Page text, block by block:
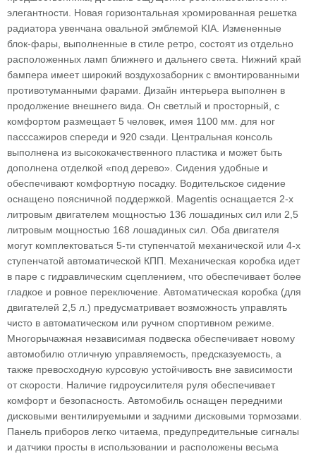
элегантности. Новая горизонтальная хромированная решетка
радиатора увенчана овальной эмблемой KIA. Измененные
блок-фары, выполненные в стиле ретро, состоят из отдельно
расположенных ламп ближнего и дальнего света. Нижний край
бампера имеет широкий воздухозаборник с вмонтированными
противотуманными фарами. Дизайн интерьера выполнен в
продолжение внешнего вида. Он светлый и просторный, с
комфортом размещает 5 человек, имея 1100 мм. для ног
пасссажиров спереди и 920 сзади. Центральная консоль
выполнена из высококачественного пластика и может быть
дополнена отделкой «под дерево». Сидения удобные и
обеспечивают комфортную посадку. Водительское сидение
оснащено поясничной поддержкой. Magentis оснащается 2-х
литровым двигателем мощностью 136 лошадиных сил или 2,5
литровым мощностью 168 лошадиных сил. Оба двигателя
могут комплектоваться 5-ти ступенчатой механической или 4-х
ступенчатой автоматической КПП. Механическая коробка идет
в паре с гидравлическим сцеплением, что обеспечивает более
гладкое и ровное переключение. Автоматическая коробка (для
двигателей 2,5 л.) предусматривает возможность управлять
чисто в автоматическом или ручном спортивном режиме.
Многорычажная независимая подвеска обеспечивает новому
автомобилю отличную управляемость, предсказуемость, а
также превосходную курсовую устойчивость вне зависимости
от скорости. Наличие гидроусилителя руля обеспечивает
комфорт и безопасность. Автомобиль оснащен передними
дисковыми вентилируемыми и задними дисковыми тормозами.
Панель приборов легко читаема, предупредительные сигналы
и датчики просты в использовании и расположены весьма